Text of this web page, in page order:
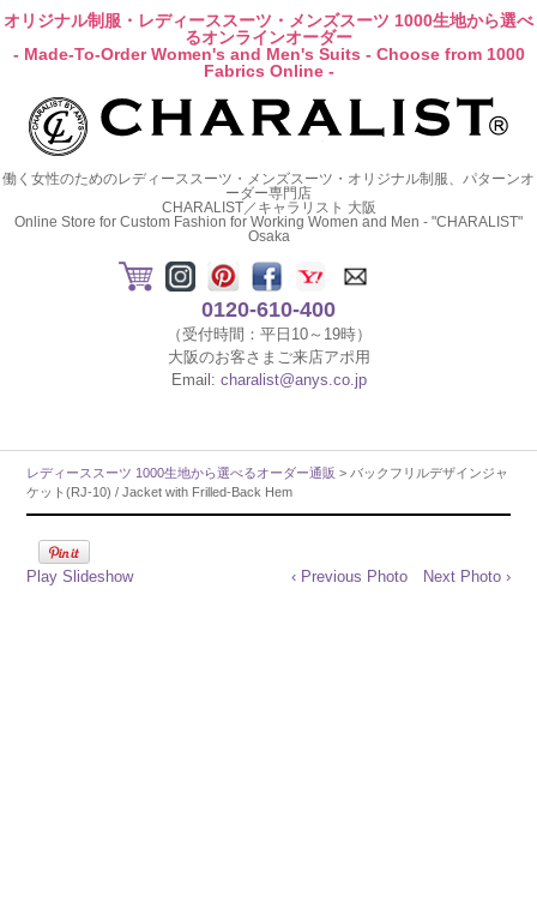
オリジナル制服・レディーススーツ・メンズスーツ 1000生地から選べ
るオンラインオーダー
- Made-To-Order Women's and Men's Suits - Choose from 1000
Fabrics Online -
働く女性のためのレディーススーツ・メンズスーツ・オリジナル制服、パターンオ
ーダー専門店
CHARALIST／キャラリスト 大阪
Online Store for Custom Fashion for Working Women and Men - "CHARALIST"
Osaka
0120-610-400
（受付時間：平日10～19時）
大阪のお客さまご来店アポ用
Email: charalist@anys.co.jp
レディーススーツ 1000生地から選べるオーダー通販 > バックフリルデザインジャ
ケット(RJ-10) / Jacket with Frilled-Back Hem
Play Slideshow ‹ Previous Photo Next Photo ›